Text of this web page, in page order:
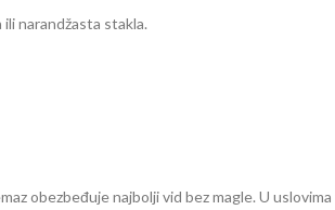
narandžasta stakla.
obezbeđuje najbolji vid bez magle. U